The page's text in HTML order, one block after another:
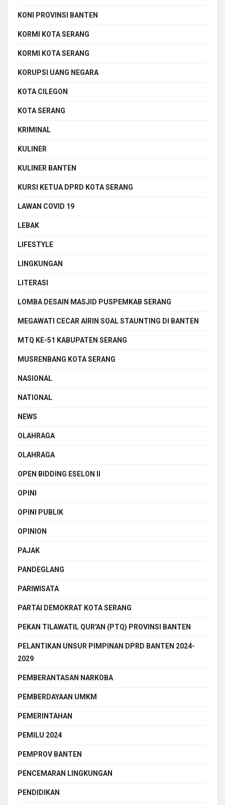
KONI PROVINSI BANTEN
KORMI KOTA SERANG
KORMI KOTA SERANG
KORUPSI UANG NEGARA
KOTA CILEGON
KOTA SERANG
KRIMINAL
KULINER
KULINER BANTEN
KURSI KETUA DPRD KOTA SERANG
LAWAN COVID 19
LEBAK
LIFESTYLE
LINGKUNGAN
LITERASI
LOMBA DESAIN MASJID PUSPEMKAB SERANG
MEGAWATI CECAR AIRIN SOAL STAUNTING DI BANTEN
MTQ KE-51 KABUPATEN SERANG
MUSRENBANG KOTA SERANG
NASIONAL
NATIONAL
NEWS
OLAHRAGA
OLAHRAGA
OPEN BIDDING ESELON II
OPINI
OPINI PUBLIK
OPINION
PAJAK
PANDEGLANG
PARIWISATA
PARTAI DEMOKRAT KOTA SERANG
PEKAN TILAWATIL QUR'AN (PTQ) PROVINSI BANTEN
PELANTIKAN UNSUR PIMPINAN DPRD BANTEN 2024-
2029
PEMBERANTASAN NARKOBA
PEMBERDAYAAN UMKM
PEMERINTAHAN
PEMILU 2024
PEMPROV BANTEN
PENCEMARAN LINGKUNGAN
PENDIDIKAN